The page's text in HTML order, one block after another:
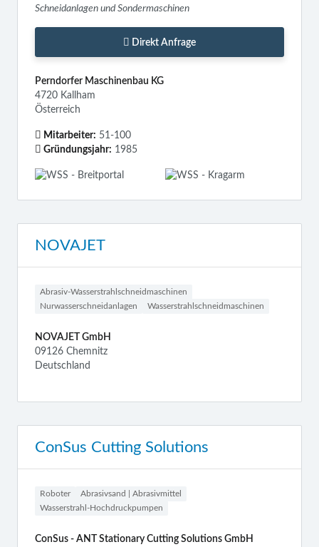
Schneidanlagen und Sondermaschinen
Direkt Anfrage
Perndorfer Maschinenbau KG
4720 Kallham
Österreich
Mitarbeiter: 51-100
Gründungsjahr: 1985
NOVAJET
Abrasiv-Wasserstrahlschneidmaschinen
Nurwasserschneidanlagen
Wasserstrahlschneidmaschinen
NOVAJET GmbH
09126 Chemnitz
Deutschland
ConSus Cutting Solutions
Roboter
Abrasivsand | Abrasivmittel
Wasserstrahl-Hochdruckpumpen
ConSus - ANT Stationary Cutting Solutions GmbH